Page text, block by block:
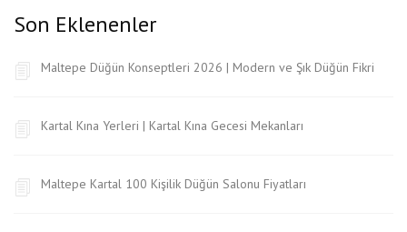
Son Eklenenler
Maltepe Düğün Konseptleri 2026 | Modern ve Şık Düğün Fikri
Kartal Kına Yerleri | Kartal Kına Gecesi Mekanları
Maltepe Kartal 100 Kişilik Düğün Salonu Fiyatları